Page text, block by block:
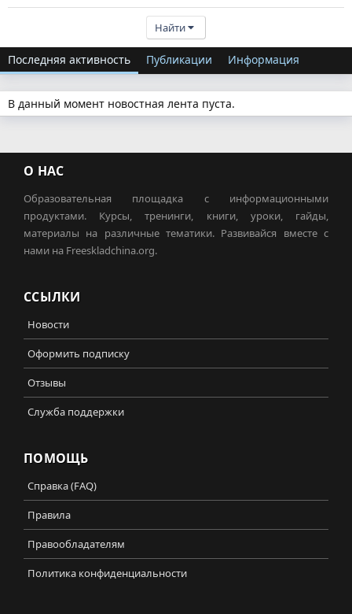
Найти
Последняя активность Публикации Информация
В данный момент новостная лента пуста.
О НАС
Образовательная площадка с информационными
продуктами. Курсы, тренинги, книги, уроки, гайды,
материалы на различные тематики. Развивайся вместе с
нами на Freeskladchina.org.
ССЫЛКИ
Новости
Оформить подписку
Отзывы
Служба поддержки
ПОМОЩЬ
Справка (FAQ)
Правила
Правообладателям
Политика конфиденциальности